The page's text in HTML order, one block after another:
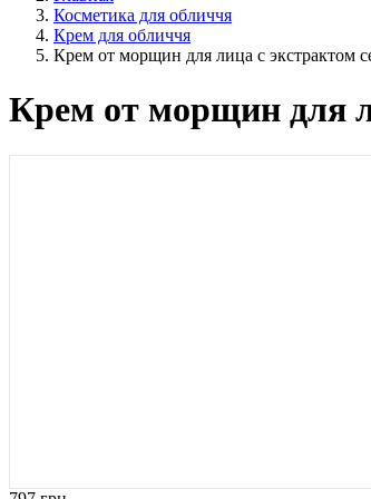
Косметика для обличчя
Крем для обличчя
Крем от морщин для лица с экстрактом
Крем от морщин для